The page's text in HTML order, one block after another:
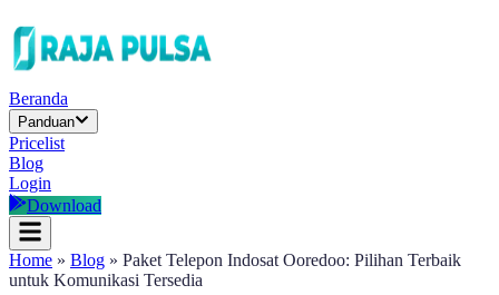
Beranda
Panduan
Pricelist
Blog
Login
Download
Home » Blog » Paket Telepon Indosat Ooredoo: Pilihan Terbaik
untuk Komunikasi Tersedia